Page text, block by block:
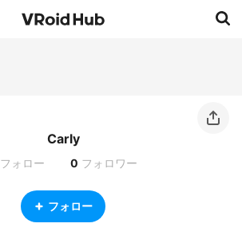
Carly
フォロー 0 フォロワー
フォロー